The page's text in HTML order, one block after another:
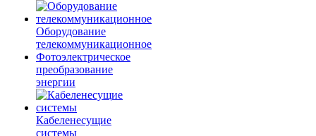
Оборудование
телекоммуникационное
Фотоэлектрическое
преобразование
энергии
Кабеленесущие
системы